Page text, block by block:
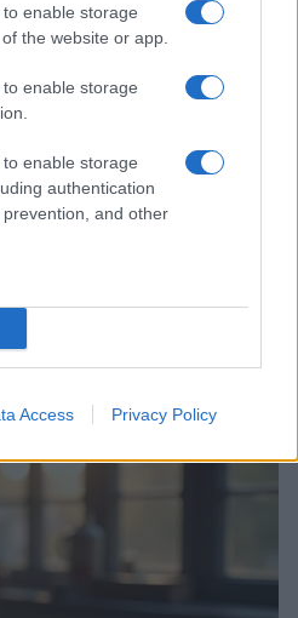
enable storage
the website or app.
enable storage
enable storage
authentication
and other
Access Privacy Policy